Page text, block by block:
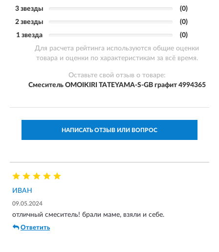
3 звезды
(0)
2 звезды
(0)
1 звезда
(0)
Для расчета рейтинга используются общие оценки
товара и оценки по характеристикам за всё время.
Оставьте свой отзыв о товаре:
Смеситель OMOIKIRI TATEYAMA-S-GB графит 4994365
НАПИСАТЬ ОТЗЫВ ИЛИ ВОПРОС
ИВАН
09.05.2024
отличный смеситель! брали маме, взяли и себе.
Ответить